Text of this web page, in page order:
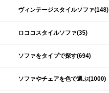
ヴィンテージスタイルソファ(148)
ロココスタイルソファ(35)
ソファをタイプで探す(694)
ソファやチェアを色で選ぶ(1000)